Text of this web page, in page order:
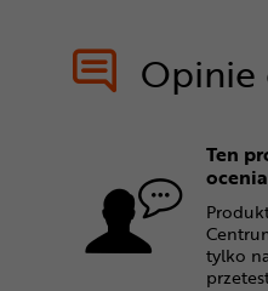
Opinie
Ten
tylko